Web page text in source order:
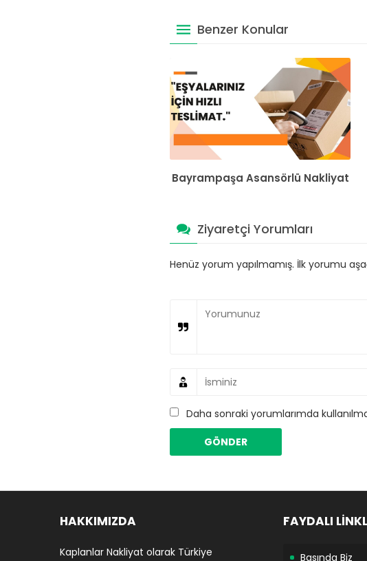
Benzer Konular
Bayrampaşa Asansörlü Nakliyat
Ziyaretçi Yorumları
Henüz yorum yapılmamış. İlk yorumu
Daha sonraki yorumlarımda
HAKKIMIZDA
Kaplanlar Nakliyat olarak Türkiye
FAYDALI
Basında Biz